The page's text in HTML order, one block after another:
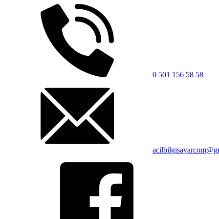
0 501 156 58 58